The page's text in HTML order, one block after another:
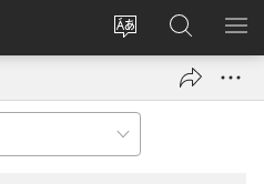
Sui
gagana
o
le
Log
isi
Suʻe
le